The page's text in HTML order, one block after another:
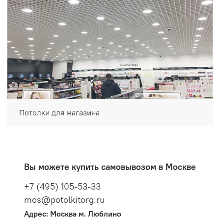
Потолки для магазина
Вы можете купить самовывозом в Москве
+7 (495) 105-53-33
mos@potolkitorg.ru
Адрес: Москва м. Люблино